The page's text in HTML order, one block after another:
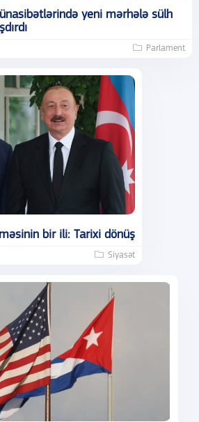
yeni mərhələ sülh
Parlament
bir ili: Tarixi dönüş
Siyasət